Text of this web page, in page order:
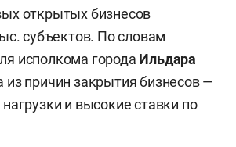
открытых бизнесов
субъектов. По словам
исполкома города Ильдара
из причин закрытия бизнесов —
и высокие ставки по